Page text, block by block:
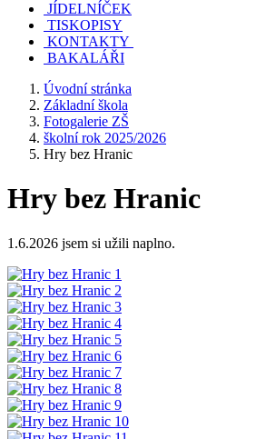
JÍDELNÍČEK
TISKOPISY
KONTAKTY
BAKALÁŘI
Úvodní stránka
Základní škola
Fotogalerie ZŠ
školní rok 2025/2026
Hry bez Hranic
Hry bez Hranic
1.6.2026 jsem si užili naplno.